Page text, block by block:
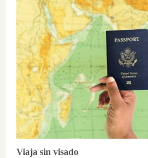
Viaja sin visado